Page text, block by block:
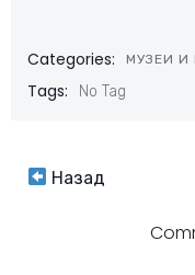
Categories: МУЗЕИ И
Tags: No Tag
Назад